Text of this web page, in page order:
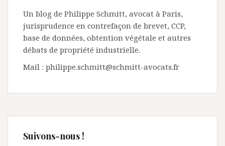
Un blog de Philippe Schmitt, avocat à Paris,
jurisprudence en contrefaçon de brevet, CCP,
base de données, obtention végétale et autres
débats de propriété industrielle.
Mail : philippe.schmitt@schmitt-avocats.fr
Suivons-nous !